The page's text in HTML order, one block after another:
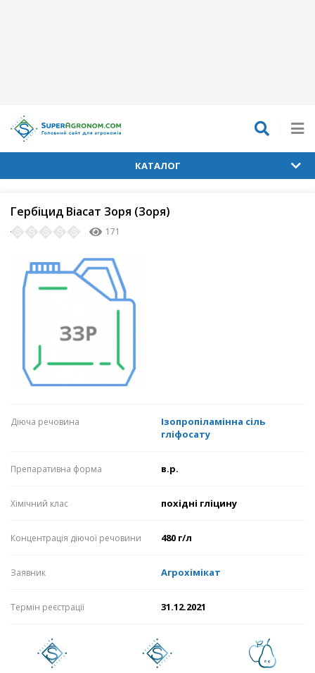
КАТАЛОГ
Гербіцид Віасат Зоря (Зоря)
171
Діюча речовина
Ізопропіламінна сіль
гліфосату
Препаративна форма в.р.
Хімічний клас похідні гліцину
Концентрація діючої речовини 480 г/л
Заявник Агрохімікат
Термін реєстрації 31.12.2021